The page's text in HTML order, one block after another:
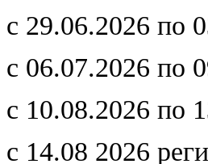
с 29.06.2026 по
с 06.07.2026 по
с 10.08.2026 по
с 14.08 2026